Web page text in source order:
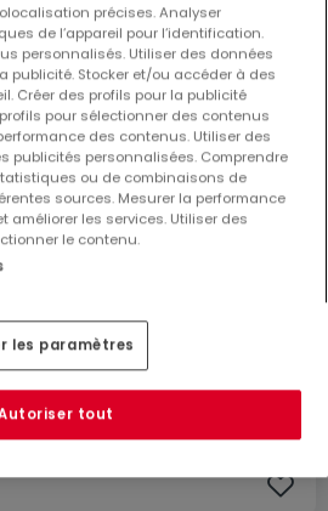
àMarnach
précises. Analyser
de l’appareil pour l’identification.
personnalisés. Utiliser des données
publicité. Stocker et/ou accéder à des
Créer des profils pour la publicité
pour sélectionner des contenus
des contenus. Utiliser des
publicités personnalisées. Comprendre
ou de combinaisons de
sources. Mesurer la performance
améliorer les services. Utiliser des
le contenu.
les paramètres
tout